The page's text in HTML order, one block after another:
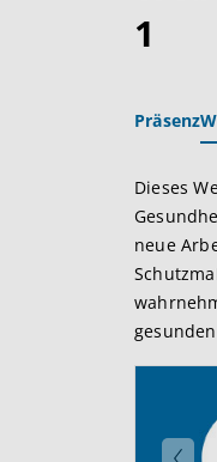
1
Präsenz
Dieses
neue